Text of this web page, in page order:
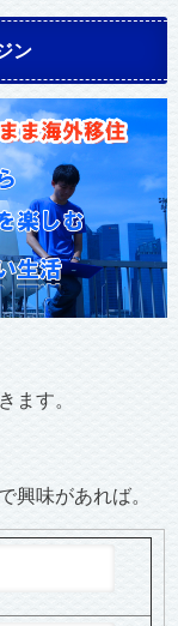
ン
ます。
興味があれば。